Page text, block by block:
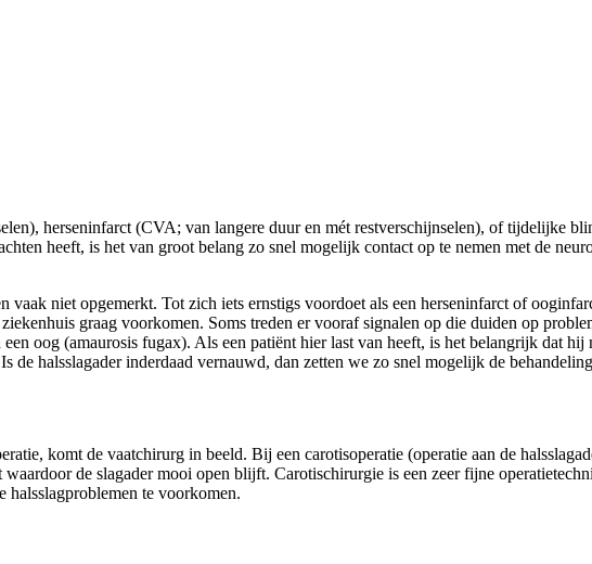
herseninfarct (CVA; van langere duur en mét restverschijnselen), of tijdelijke
heeft, is het van groot belang zo snel mogelijk contact op te nemen met de
vaak niet opgemerkt. Tot zich iets ernstigs voordoet als een herseninfarct of
graag voorkomen. Soms treden er vooraf signalen op die duiden op
oog (amaurosis fugax). Als een patiënt hier last van heeft, is het belangrijk dat
de halsslagader inderdaad vernauwd, dan zetten we zo snel mogelijk de
komt de vaatchirurg in beeld. Bij een carotisoperatie (operatie aan de
de slagader mooi open blijft. Carotischirurgie is een zeer fijne
te voorkomen.